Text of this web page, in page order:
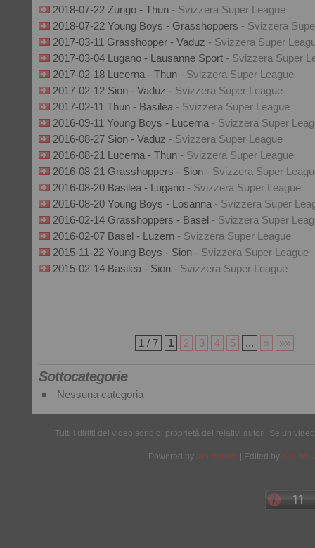
2018-07-22 Zurigo - Thun - Svizzera Super League
2018-07-22 Young Boys - Grasshoppers - Svizzera
2017-03-11 Grasshopper - Vaduz - Svizzera Super
2017-03-04 Lugano - Lausanne Sport - Svizzera Super
2017-02-18 Lucerna - Thun - Svizzera Super League
2017-02-12 Sion - Vaduz - Svizzera Super League
2017-02-11 Thun - Basilea - Svizzera Super League
2016-09-11 Young Boys - Lucerna - Svizzera Super
2016-08-27 Sion - Vaduz - Svizzera Super League
2016-08-21 Lucerna - Thun - Svizzera Super League
2016-08-21 Grasshoppers - Sion - Svizzera Super
2016-08-20 Basilea - Lugano - Svizzera Super League
2016-08-20 Young Boys - Losanna - Svizzera Super
2016-02-14 Grasshoppers - Basel - Svizzera Super
2016-02-07 Basel - Luzern - Svizzera Super League
2015-11-22 Young Boys - Sion - Svizzera Super League
2015-02-14 Basilea - Sion - Svizzera Super League
1 / 7 1 2 3 4 5 ... » »»
Sottocategorie
Nessuna categoria
Tutti i diritti dei video sono di proprietà dei relativi autori. Se un
Powered by Wordpress | Edited by Yes We